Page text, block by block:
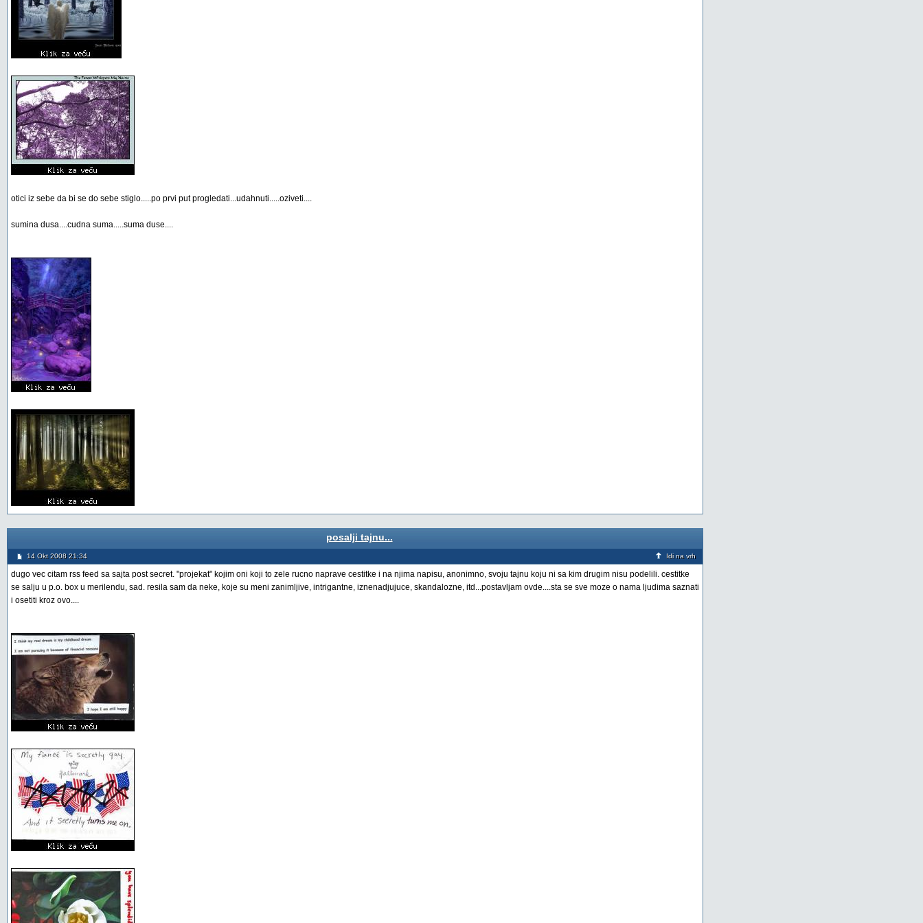
otici iz sebe da bi se do sebe stiglo.....po prvi put progledati...udahnuti.....oziveti....
sumina dusa....cudna suma.....suma duse....
posalji tajnu...
14 Okt 2008 21:34 Idi na vrh
dugo vec citam rss feed sa sajta post secret. "projekat" kojim oni koji to zele rucno naprave cestitke i na njima napisu, anonimno, svoju tajnu koju ni sa kim drugim nisu podelili. cestitke
se salju u p.o. box u merilendu, sad. resila sam da neke, koje su meni zanimljive, intrigantne, iznenadjujuce, skandalozne, itd...postavljam ovde....sta se sve moze o nama ljudima saznati
i osetiti kroz ovo....